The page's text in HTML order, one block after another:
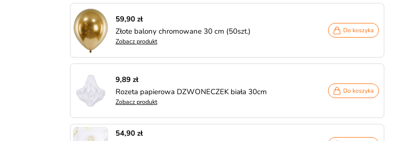
59,90 zł
Złote balony chromowane 30 cm (50szt.)
Zobacz produkt
Do koszyka
9,89 zł
Rozeta papierowa DZWONECZEK biała 30cm
Zobacz produkt
Do koszyka
54,90 zł